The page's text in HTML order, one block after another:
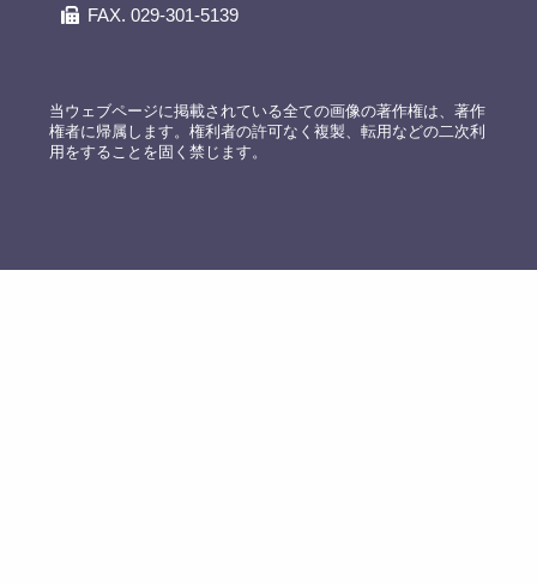
FAX. 029-301-5139
当ウェブページに掲載されている全ての画像の著作権は、著作
権者に帰属します。権利者の許可なく複製、転用などの二次利
用をすることを固く禁じます。